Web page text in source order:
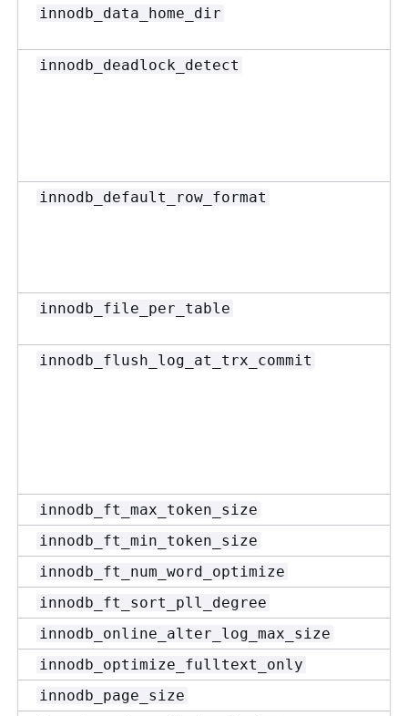
innodb_data_home_dir
innodb_deadlock_detect
innodb_default_row_format
innodb_file_per_table
innodb_flush_log_at_trx_commit
innodb_ft_max_token_size
innodb_ft_min_token_size
innodb_ft_num_word_optimize
innodb_ft_sort_pll_degree
innodb_online_alter_log_max_size
innodb_optimize_fulltext_only
innodb_page_size